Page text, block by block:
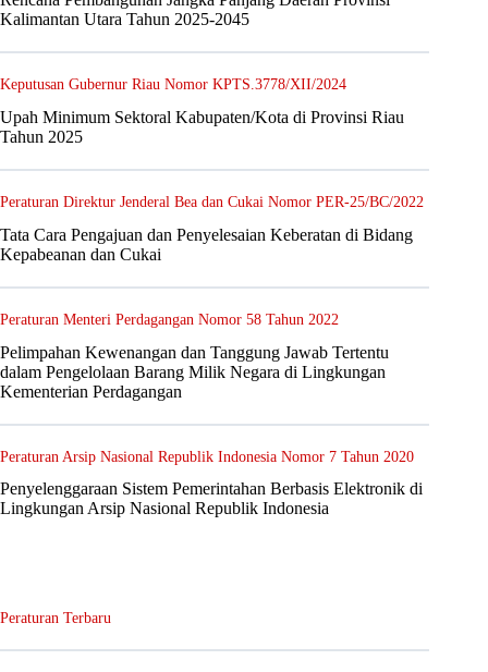
Kalimantan Utara Tahun 2025-2045
Keputusan Gubernur Riau Nomor KPTS.3778/XII/2024
Upah Minimum Sektoral Kabupaten/Kota di Provinsi Riau
Tahun 2025
Peraturan Direktur Jenderal Bea dan Cukai Nomor PER-25/BC/2022
Tata Cara Pengajuan dan Penyelesaian Keberatan di Bidang
Kepabeanan dan Cukai
Peraturan Menteri Perdagangan Nomor 58 Tahun 2022
Pelimpahan Kewenangan dan Tanggung Jawab Tertentu
dalam Pengelolaan Barang Milik Negara di Lingkungan
Kementerian Perdagangan
Peraturan Arsip Nasional Republik Indonesia Nomor 7 Tahun 2020
Penyelenggaraan Sistem Pemerintahan Berbasis Elektronik di
Lingkungan Arsip Nasional Republik Indonesia
Peraturan Terbaru